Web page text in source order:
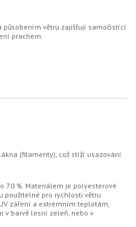
působením větru zajišťují samočistící
prachem.
(filamenty), což stíží usazování
70 %. Materiálem je polyesterové
použitelné pro rychlosti větru
záření a extrémním teplotám,
v barvě lesní zeleň, nebo v